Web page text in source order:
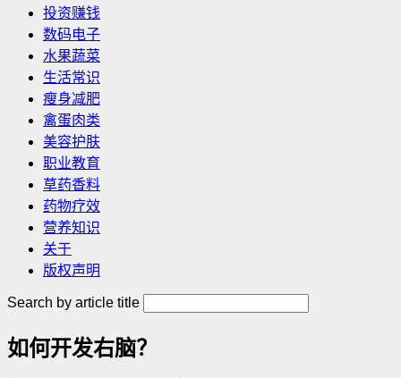
投资赚钱
数码电子
水果蔬菜
生活常识
瘦身减肥
禽蛋肉类
美容护肤
职业教育
草药香料
药物疗效
营养知识
关于
版权声明
Search by article title
如何开发右脑？